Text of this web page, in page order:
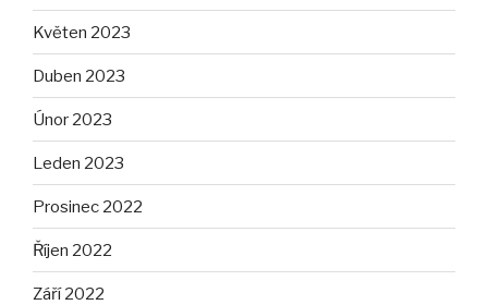
Květen 2023
Duben 2023
Únor 2023
Leden 2023
Prosinec 2022
Říjen 2022
Září 2022